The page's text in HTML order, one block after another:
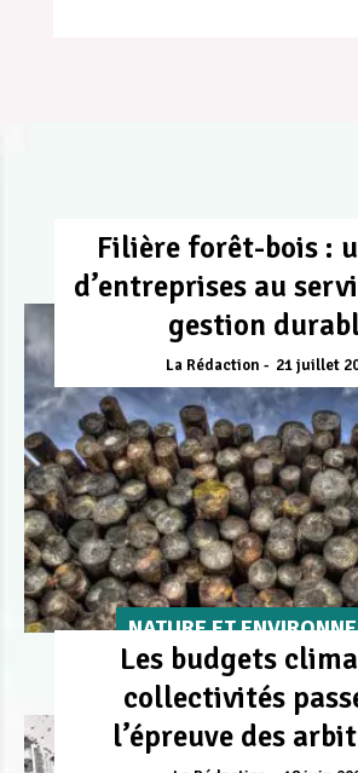
Filière forêt-bois :
d’entreprises au
gestion
La Rédaction 21 juillet
NATURE ET
Les budgets
collectivités
l’épreuve des